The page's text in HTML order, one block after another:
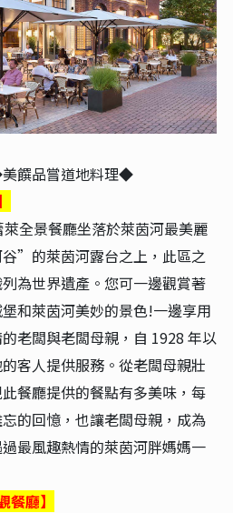
饌品嘗道地料理◆
全景餐廳坐落於萊茵河最美麗
”的萊茵河露台之上，此區之
為世界遺產。您可一邊觀賞著
和萊茵河美妙的景色!一邊享用
老闆與老闆母親，自 1928 年以
客人提供服務。從老闆母親壯
餐廳提供的餐點有多美味，每
的回憶，也讓老闆母親，成為
最風趣熱情的萊茵河胖媽媽一
廳】